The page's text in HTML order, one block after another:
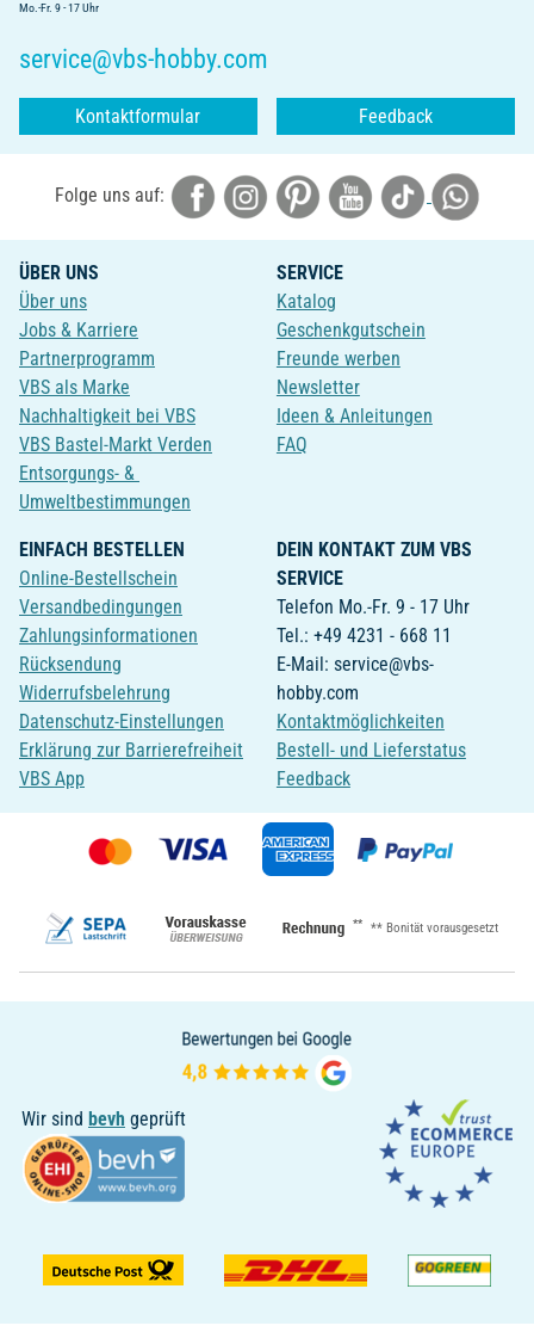
Mo.-Fr. 9 - 17 Uhr
service@vbs-hobby.com
Kontaktformular Feedback
Folge uns auf:
ÜBER UNS
Über uns
Jobs & Karriere
Partnerprogramm
VBS als Marke
Nachhaltigkeit bei VBS
VBS Bastel-Markt Verden
Entsorgungs- &
Umweltbestimmungen
SERVICE
Katalog
Geschenkgutschein
Freunde werben
Newsletter
Ideen & Anleitungen
FAQ
EINFACH BESTELLEN
Online-Bestellschein
Versandbedingungen
Zahlungsinformationen
Rücksendung
Widerrufsbelehrung
Datenschutz-Einstellungen
Erklärung zur Barrierefreiheit
VBS App
DEIN KONTAKT ZUM VBS
SERVICE
Telefon Mo.-Fr. 9 - 17 Uhr
Tel.: +49 4231 - 668 11
E-Mail: service@vbs-
hobby.com
Kontaktmöglichkeiten
Bestell- und Lieferstatus
Feedback
** ** Bonität vorausgesetzt
Wir sind bevh geprüft